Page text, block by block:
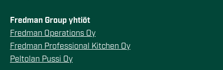
Fredman Group yhtiöt
Fredman Operations Oy
Fredman Professional Kitchen Oy
Peltolan Pussi Oy